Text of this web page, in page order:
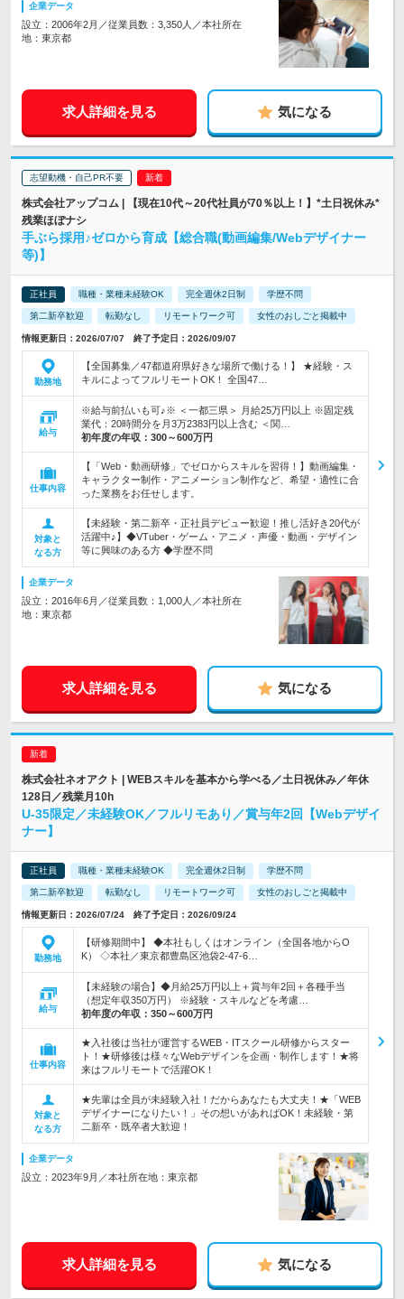
企業データ
設立：2006年2月／従業員数：3,350人／本社所在
地：東京都
求人詳細を見る 気になる
志望動機・自己PR不要
株式会社アップコム | 【現在10代～20代社員が70％以上！】*土日祝休み*
残業ほぼナシ
手ぶら採用♪ゼロから育成【総合職(動画編集/Webデザイナー
等)】
正社員 職種・業種未経験OK 完全週休2日制 学歴不問
第二新卒歓迎 転勤なし リモートワーク可 女性のおしごと掲載中
情報更新日：2026/07/07 終了予定日：2026/09/07
勤務地
【全国募集／47都道府県好きな場所で働ける！】 ★経験・ス
キルによってフルリモートOK！ 全国47…
給与
※給与前払いも可♪※ ＜一都三県＞ 月給25万円以上 ※固定残
業代：20時間分を月3万2383円以上含む ＜関…
初年度の年収： 300～600万円
仕事内容
【「Web・動画研修」でゼロからスキルを習得！】動画編集・
キャラクター制作・アニメーション制作など、希望・適性に合
った業務をお任せします。
対象と
なる方
【未経験・第二新卒・正社員デビュー歓迎！推し活好き20代が
活躍中♪】◆VTuber・ゲーム・アニメ・声優・動画・デザイン
等に興味のある方 ◆学歴不問
企業データ
設立：2016年6月／従業員数：1,000人／本社所在
地：東京都
求人詳細を見る 気になる
株式会社ネオアクト | WEBスキルを基本から学べる／土日祝休み／年休
128日／残業月10h
U-35限定／未経験OK／フルリモあり／賞与年2回【Webデザイ
ナー】
正社員 職種・業種未経験OK 完全週休2日制 学歴不問
第二新卒歓迎 転勤なし リモートワーク可 女性のおしごと掲載中
情報更新日：2026/07/24 終了予定日：2026/09/24
勤務地
【研修期間中】 ◆本社もしくはオンライン（全国各地からO
K） ◇本社／東京都豊島区池袋2-47-6…
給与
【未経験の場合】◆月給25万円以上＋賞与年2回＋各種手当
（想定年収350万円） ※経験・スキルなどを考慮…
初年度の年収： 350～600万円
仕事内容
★入社後は当社が運営するWEB・ITスクール研修からスター
ト！★研修後は様々なWebデザインを企画・制作します！★将
来はフルリモートで活躍OK！
対象と
なる方
★先輩は全員が未経験入社！だからあなたも大丈夫！★「WEB
デザイナーになりたい！」その想いがあればOK！未経験・第
二新卒・既卒者大歓迎！
企業データ
設立：2023年9月／本社所在地：東京都
求人詳細を見る 気になる